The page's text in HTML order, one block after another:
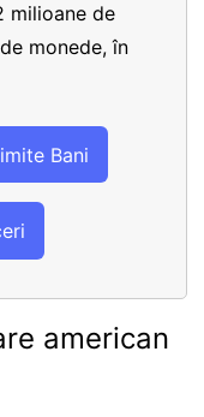
milioane de
monede, în
Bani
american